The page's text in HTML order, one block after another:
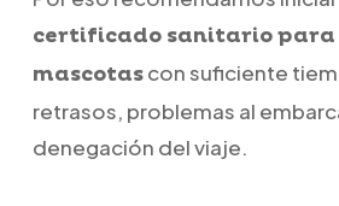
certificado sanitario para
mascotascon suficiente
retrasos, problemas al
denegación del viaje.